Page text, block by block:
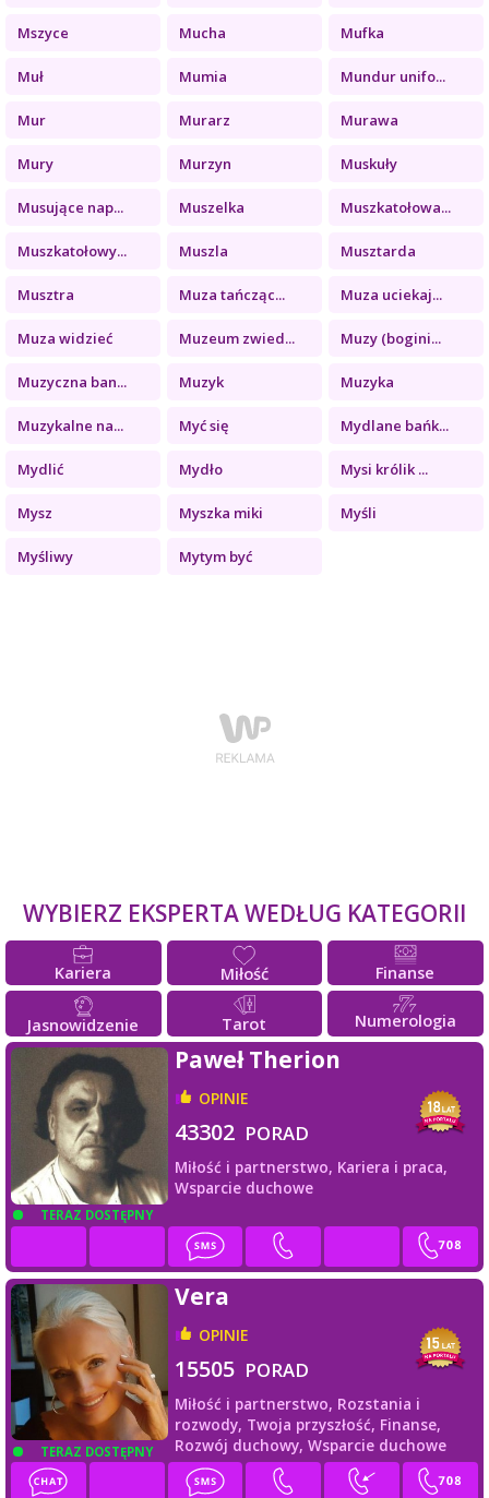
Mszyce Mucha Mufka
Muł Mumia Mundur unifo...
Mur Murarz Murawa
Mury Murzyn Muskuły
Musujące nap... Muszelka Muszkatołowa...
Muszkatołowy... Muszla Musztarda
Musztra Muza tańcząc... Muza uciekaj...
Muza widzieć Muzeum zwied... Muzy (bogini...
Muzyczna ban... Muzyk Muzyka
Muzykalne na... Myć się Mydlane bańk...
Mydlić Mydło Mysi królik ...
Mysz Myszka miki Myśli
Myśliwy Mytym być
WYBIERZ EKSPERTA WEDŁUG KATEGORII
Kariera Miłość Finanse
Jasnowidzenie Tarot Numerologia
TERAZ DOSTĘPNY
Paweł Therion
OPINIE
43302 PORAD
Miłość i partnerstwo, Kariera i praca,
Wsparcie duchowe
TERAZ DOSTĘPNY
Vera
OPINIE
15505 PORAD
Miłość i partnerstwo, Rozstania i
rozwody, Twoja przyszłość, Finanse,
Rozwój duchowy, Wsparcie duchowe